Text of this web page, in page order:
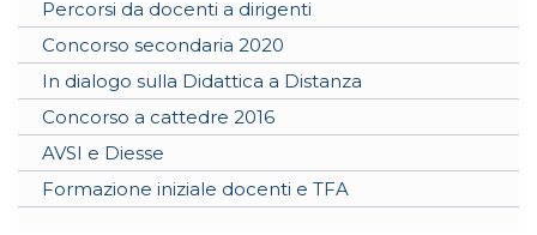
Percorsi da docenti a dirigenti
Concorso secondaria 2020
In dialogo sulla Didattica a Distanza
Concorso a cattedre 2016
AVSI e Diesse
Formazione iniziale docenti e TFA